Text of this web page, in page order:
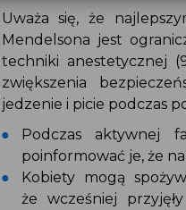
Uważa się, że
Mendelsona jest
techniki anestetycznej
zwiększenia
jedzenie i picie podczas
Podczas aktywnej
poinformować je, że
Kobiety mogą
że wcześniej